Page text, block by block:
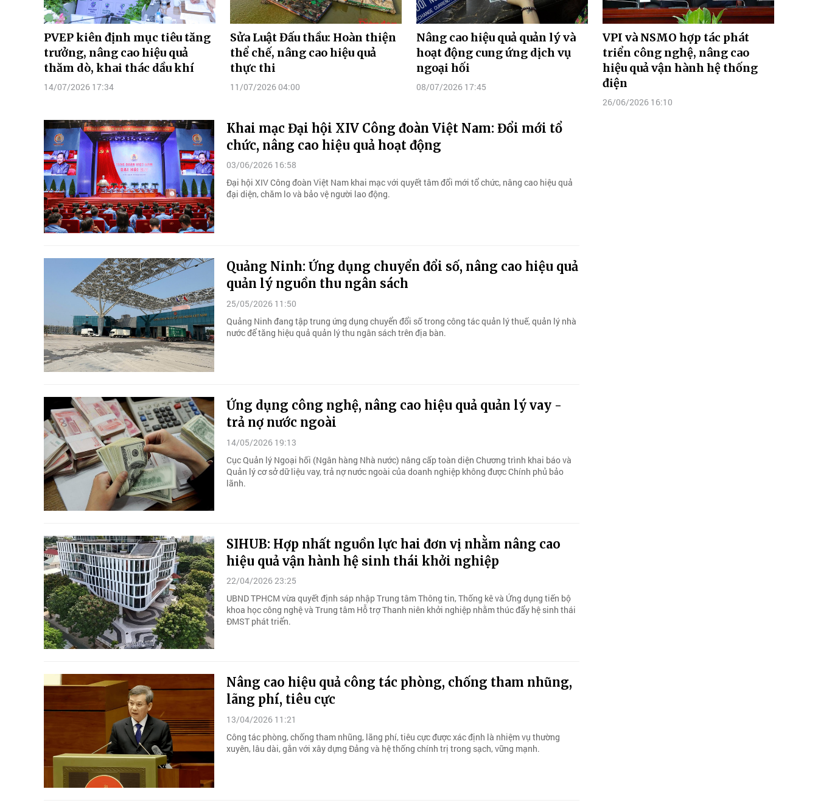
PVEP kiên định mục tiêu tăng
trưởng, nâng cao hiệu quả
thăm dò, khai thác dầu khí
14/07/2026 17:34
Sửa Luật Đấu thầu: Hoàn thiện
thể chế, nâng cao hiệu quả
thực thi
11/07/2026 04:00
Nâng cao hiệu quả quản lý và
hoạt động cung ứng dịch vụ
ngoại hối
08/07/2026 17:45
VPI và NSMO hợp tác phát
triển công nghệ, nâng cao
hiệu quả vận hành hệ thống
điện
26/06/2026 16:10
Khai mạc Đại hội XIV Công đoàn Việt Nam: Đổi mới tổ
chức, nâng cao hiệu quả hoạt động
03/06/2026 16:58
Đại hội XIV Công đoàn Việt Nam khai mạc với quyết tâm đổi mới tổ chức, nâng cao hiệu quả
đại diện, chăm lo và bảo vệ người lao động.
Quảng Ninh: Ứng dụng chuyển đổi số, nâng cao hiệu quả
quản lý nguồn thu ngân sách
25/05/2026 11:50
Quảng Ninh đang tập trung ứng dụng chuyển đổi số trong công tác quản lý thuế, quản lý nhà
nước để tăng hiệu quả quản lý thu ngân sách trên địa bàn.
Ứng dụng công nghệ, nâng cao hiệu quả quản lý vay -
trả nợ nước ngoài
14/05/2026 19:13
Cục Quản lý Ngoại hối (Ngân hàng Nhà nước) nâng cấp toàn diện Chương trình khai báo và
Quản lý cơ sở dữ liệu vay, trả nợ nước ngoài của doanh nghiệp không được Chính phủ bảo
lãnh.
SIHUB: Hợp nhất nguồn lực hai đơn vị nhằm nâng cao
hiệu quả vận hành hệ sinh thái khởi nghiệp
22/04/2026 23:25
UBND TPHCM vừa quyết định sáp nhập Trung tâm Thông tin, Thống kê và Ứng dụng tiến bộ
khoa học công nghệ và Trung tâm Hỗ trợ Thanh niên khởi nghiệp nhằm thúc đẩy hệ sinh thái
ĐMST phát triển.
Nâng cao hiệu quả công tác phòng, chống tham nhũng,
lãng phí, tiêu cực
13/04/2026 11:21
Công tác phòng, chống tham nhũng, lãng phí, tiêu cực được xác định là nhiệm vụ thường
xuyên, lâu dài, gắn với xây dựng Đảng và hệ thống chính trị trong sạch, vững mạnh.